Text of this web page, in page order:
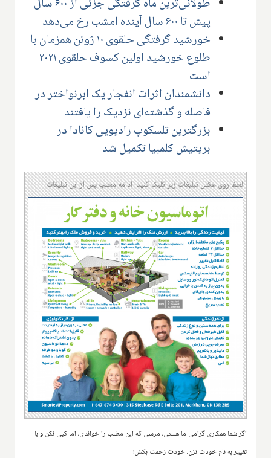
طولانی‌ترین ماه گرفتگی جزئی از ۶۰۰ سال
پیش تا ۶۰۰ سال آینده امشب رخ می‌دهد
خورشید گرفتگی حلقوی ۱۰ ژوئن همزمان با
طلوع خورشید اولین کسوف حلقوی ۲۰۲۱
است
دانشمندان اثرات انفجار یک ابرنواختر در
فاصله و گذشته‌ای نزدیک را یافتند
بزرگترین تلسکوپ رادیویی کانادا در
بریتیش کلمبیا تکمیل شد
لطفا روی عکس تبلیغات زیر کلیک کنید؛ ادامه مطلب پس از این تبلیغات
اگر شما همکاری گرامی ما هستی، مرسی که این مطلب را خواندی، اما کپی نکن و با
تغییر به نام خودت نزن، خودت زحمت بکش!